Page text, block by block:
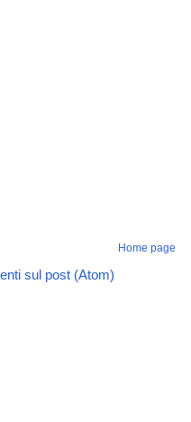
Home page
sul post (Atom)